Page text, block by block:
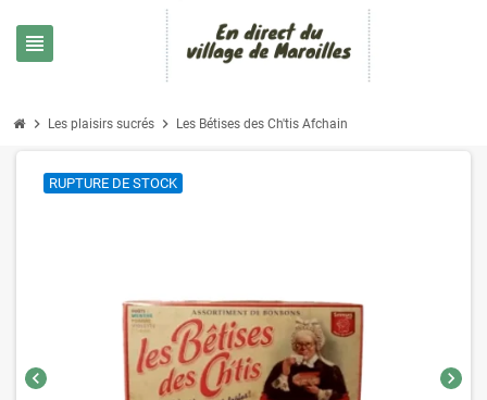
view_headline
chevron_right Les plaisirs sucrés chevron_right Les Bétises des Ch'tis Afchain
chevron_left chevron_right
RUPTURE DE STOCK